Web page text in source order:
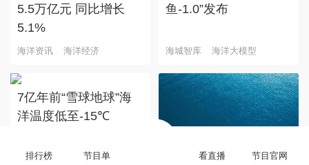
5.5万亿元 同比增长
5.1%
海洋资讯 海洋经济
鱼-1.0”发布
海城智库 海洋大模型
7亿年前“雪球地球”海
洋温度低至-15℃
海洋资讯 海洋温度
排行榜 节目单 看直播 节目官网